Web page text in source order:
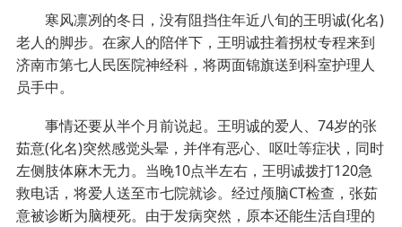
寒风凛冽的冬日，没有阻挡住年近八旬的王明诚(化名)
老人的脚步。在家人的陪伴下，王明诚拄着拐杖专程来到
济南市第七人民医院神经科，将两面锦旗送到科室护理人
员手中。
事情还要从半个月前说起。王明诚的爱人、74岁的张
茹意(化名)突然感觉头晕，并伴有恶心、呕吐等症状，同时
左侧肢体麻木无力。当晚10点半左右，王明诚拨打120急
救电话，将爱人送至市七院就诊。经过颅脑CT检查，张茹
意被诊断为脑梗死。由于发病突然，原本还能生活自理的